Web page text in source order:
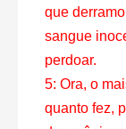
que
sangue
perdoar.
5: Ora, o
quanto fez,